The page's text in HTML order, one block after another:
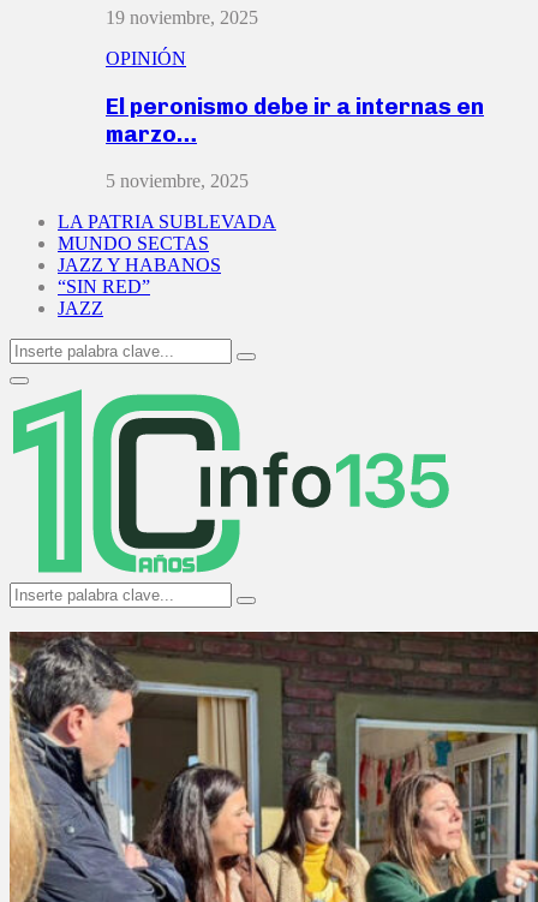
19 noviembre, 2025
OPINIÓN
El peronismo debe ir a internas en
marzo…
5 noviembre, 2025
LA PATRIA SUBLEVADA
MUNDO SECTAS
JAZZ Y HABANOS
“SIN RED”
JAZZ
Search
for:
Search
Primary
Menu
Search
for:
Search